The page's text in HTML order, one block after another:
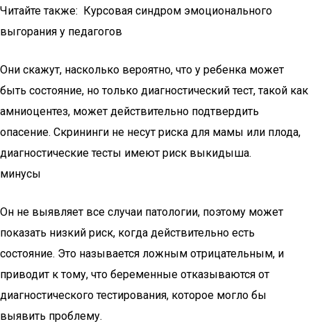
Читайте также: Курсовая синдром эмоционального
выгорания у педагогов
Они скажут, насколько вероятно, что у ребенка может
быть состояние, но только диагностический тест, такой как
амниоцентез, может действительно подтвердить
опасение. Скрининги не несут риска для мамы или плода,
диагностические тесты имеют риск выкидыша.
минусы
Он не выявляет все случаи патологии, поэтому может
показать низкий риск, когда действительно есть
состояние. Это называется ложным отрицательным, и
приводит к тому, что беременные отказываются от
диагностического тестирования, которое могло бы
выявить проблему.